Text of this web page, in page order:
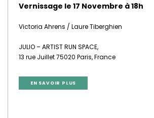
Vernissage le 17 Novembre à 18h
Victoria Ahrens / Laure Tiberghien
JULIO – ARTIST RUN SPACE,
13 rue Juillet 75020 Paris, France
EN SAVOIR PLUS